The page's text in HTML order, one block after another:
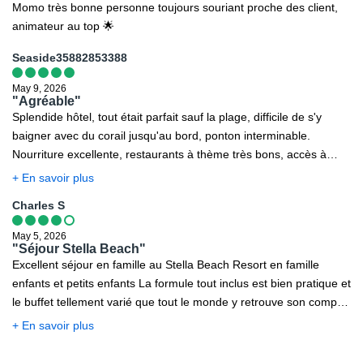
Momo très bonne personne toujours souriant proche des client,
animateur au top 🌟
Seaside35882853388
May 9, 2026
"Agréable"
Splendide hôtel, tout était parfait sauf la plage, difficile de s'y
baigner avec du corail jusqu'au bord, ponton interminable.
Nourriture excellente, restaurants à thème très bons, accès à
l'hôtel garden à pied ou en navette vraiment chouette pour varier
+ En savoir plus
Charles S
May 5, 2026
"Séjour Stella Beach"
Excellent séjour en famille au Stella Beach Resort en famille
enfants et petits enfants La formule tout inclus est bien pratique et
le buffet tellement varié que tout le monde y retrouve son compte.
Certes les plats sont de qualité inégale mais certains sont
+ En savoir plus